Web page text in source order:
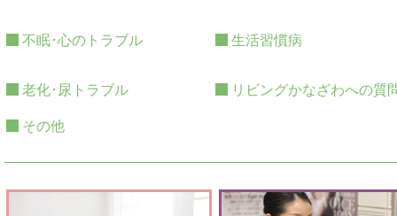
不眠･心のトラブル 生活習慣病
老化･尿トラブル リビングかなざわへの質
その他